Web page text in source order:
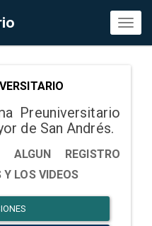
Preuniversitario
de San Andrés.
REGISTRO
LOS VIDEOS